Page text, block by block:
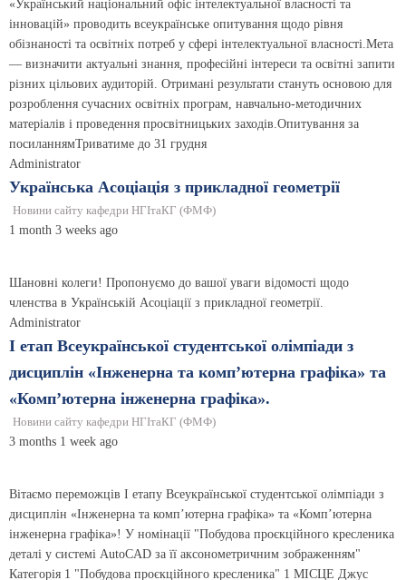
«Український національний офіс інтелектуальної власності та
інновацій» проводить всеукраїнське опитування щодо рівня
обізнаності та освітніх потреб у сфері інтелектуальної власності.Мета
— визначити актуальні знання, професійні інтереси та освітні запити
різних цільових аудиторій. Отримані результати стануть основою для
розроблення сучасних освітніх програм, навчально-методичних
матеріалів і проведення просвітницьких заходів.Опитування за
посиланнямТриватиме до 31 грудня
Administrator
Українська Асоціація з прикладної геометрії
Новини сайту кафедри НГІтаКГ (ФМФ)
1 month 3 weeks ago
Шановні колеги! Пропонуємо до вашої уваги відомості щодо
членства в Українській Асоціації з прикладної геометрії.
Administrator
І етап Всеукраїнської студентської олімпіади з
дисциплін «Інженерна та комп’ютерна графіка» та
«Комп’ютерна інженерна графіка».
Новини сайту кафедри НГІтаКГ (ФМФ)
3 months 1 week ago
Вітаємо переможців І етапу Всеукраїнської студентської олімпіади з
дисциплін «Інженерна та комп’ютерна графіка» та «Комп’ютерна
інженерна графіка»! У номінації "Побудова проєкційного кресленика
деталі у системі AutoCAD за її аксонометричним зображенням"
Категорія 1 "Побудова проєкційного кресленика" 1 МІСЦЕ Джус